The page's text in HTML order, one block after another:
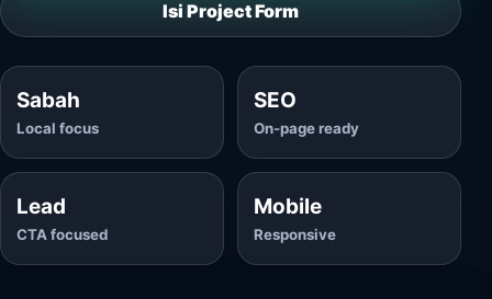
Isi Project Form
Sabah
Local focus
SEO
On-page ready
Lead
CTA focused
Mobile
Responsive